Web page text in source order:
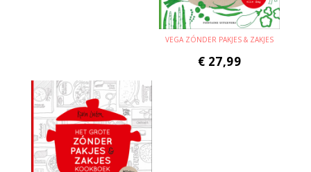
VEGA ZÓNDER PAKJES & ZAKJES
€ 27,99